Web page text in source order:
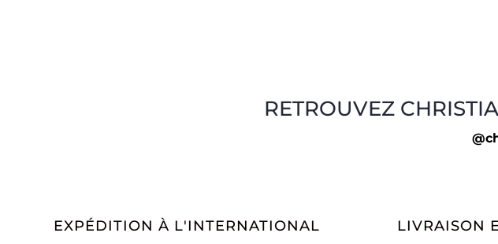
RETROUVEZ
EXPÉDITION À L'INTERNATIONAL LIVRAISON